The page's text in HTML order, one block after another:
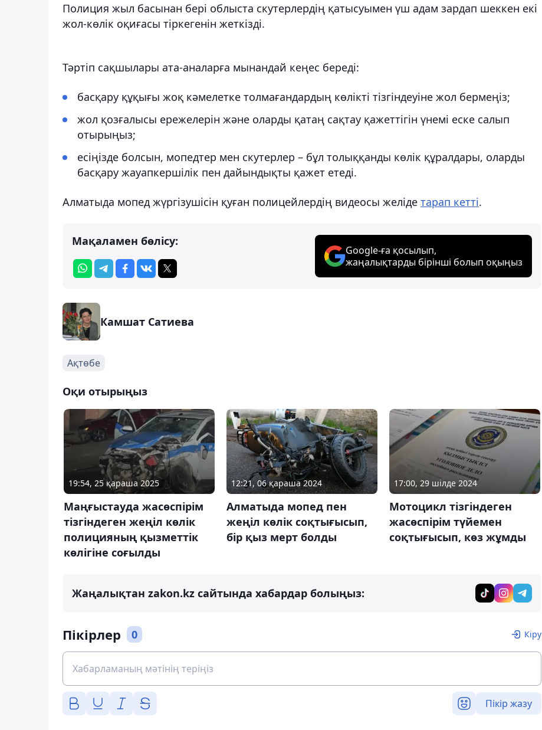
Полиция жыл басынан бері облыста скутерлердің қатысуымен үш адам зардап шеккен екі
жол-көлік оқиғасы тіркегенін жеткізді.
Тәртіп сақшылары ата-аналарға мынандай кеңес береді:
басқару құқығы жоқ кәмелетке толмағандардың көлікті тізгіндеуіне жол бермеңіз;
жол қозғалысы ережелерін және оларды қатаң сақтау қажеттігін үнемі еске салып
отырыңыз;
есіңізде болсын, мопедтер мен скутерлер – бұл толыққанды көлік құралдары, оларды
басқару жауапкершілік пен дайындықты қажет етеді.
Алматыда мопед жүргізушісін қуған полицейлердің видеосы желіде тарап кетті.
Мақаламен бөлісу:
Google-ға қосылып,
жаңалықтарды бірінші болып оқыңыз
Камшат Сатиева
Ақтөбе
Оқи отырыңыз
19:54, 25 қараша 2025
Маңғыстауда жасөспірім
тізгіндеген жеңіл көлік
полицияның қызметтік
көлігіне соғылды
12:21, 06 қараша 2024
Алматыда мопед пен
жеңіл көлік соқтығысып,
бір қыз мерт болды
17:00, 29 шілде 2024
Мотоцикл тізгіндеген
жасөспірім түйемен
соқтығысып, көз жұмды
Жаңалықтан zakon.kz сайтында хабардар болыңыз:
Пікірлер 0 Кіру
Пікір жазу